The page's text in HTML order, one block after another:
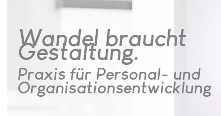
Wandel braucht
Gestaltung.
Praxis für Personal- und
Organisationsentwicklung